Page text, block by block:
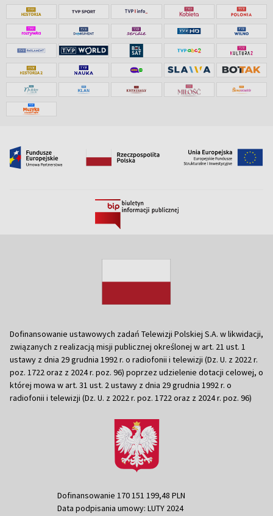
Dofinansowanie ustawowych zadań Telewizji Polskiej S.A. w likwidacji,
związanych z realizacją misji publicznej określonej w art. 21 ust. 1
ustawy z dnia 29 grudnia 1992 r. o radiofonii i telewizji (Dz. U. z 2022 r.
poz. 1722 oraz z 2024 r. poz. 96) poprzez udzielenie dotacji celowej, o
której mowa w art. 31 ust. 2 ustawy z dnia 29 grudnia 1992 r. o
radiofonii i telewizji (Dz. U. z 2022 r. poz. 1722 oraz z 2024 r. poz. 96)
Dofinansowanie 170 151 199,48 PLN
Data podpisania umowy: LUTY 2024